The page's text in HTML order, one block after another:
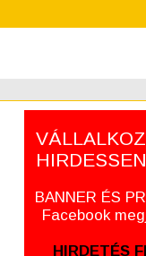
BANNER ÉS
Facebook
HIRDETÉS